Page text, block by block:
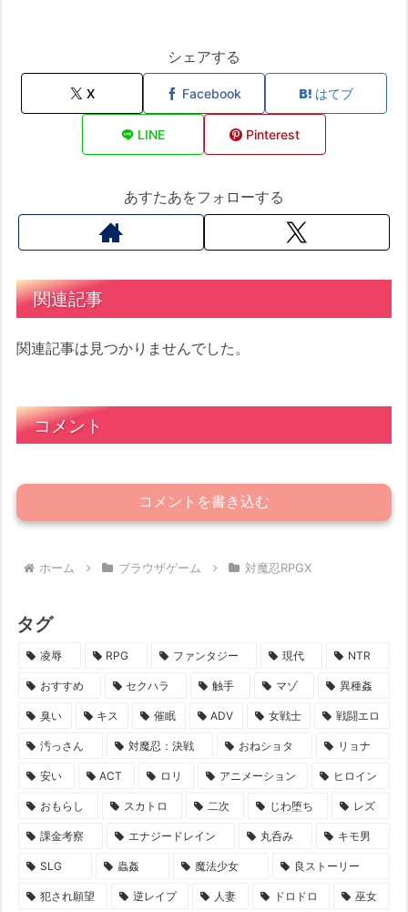
シェアする
X Facebook はてブ
LINE Pinterest
あすたあをフォローする
関連記事
関連記事は見つかりませんでした。
コメント
コメントを書き込む
ホーム ブラウザゲーム 対魔忍RPGX
タグ
凌辱 RPG ファンタジー 現代 NTR
おすすめ セクハラ 触手 マゾ 異種姦
臭い キス 催眠 ADV 女戦士 戦闘エロ
汚っさん 対魔忍：決戦 おねショタ リョナ
安い ACT ロリ アニメーション ヒロイン
おもらし スカトロ 二次 じわ堕ち レズ
課金考察 エナジードレイン 丸呑み キモ男
SLG 蟲姦 魔法少女 良ストーリー
犯され願望 逆レイプ 人妻 ドロドロ 巫女